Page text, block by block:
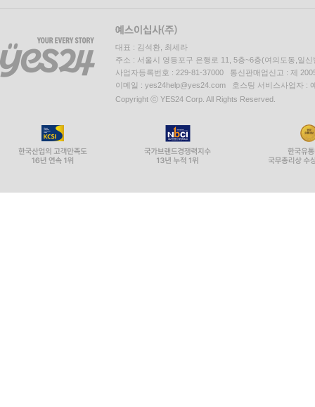
대표 : 김석환, 최세라
주소 : 서울시 영등포구 은행로 11, 5층~6층(여의도동,일신
사업자등록번호 : 229-81-37000 통신판매업신고 : 제
이메일 : yes24help@yes24.com 호스팅 서비스사업자 :
Copyright ⓒ YES24 Corp. All Rights Reserved.